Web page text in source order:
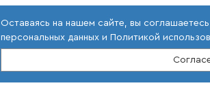
Оставаясь на нашем сайте, вы
персональных данных и Политикой